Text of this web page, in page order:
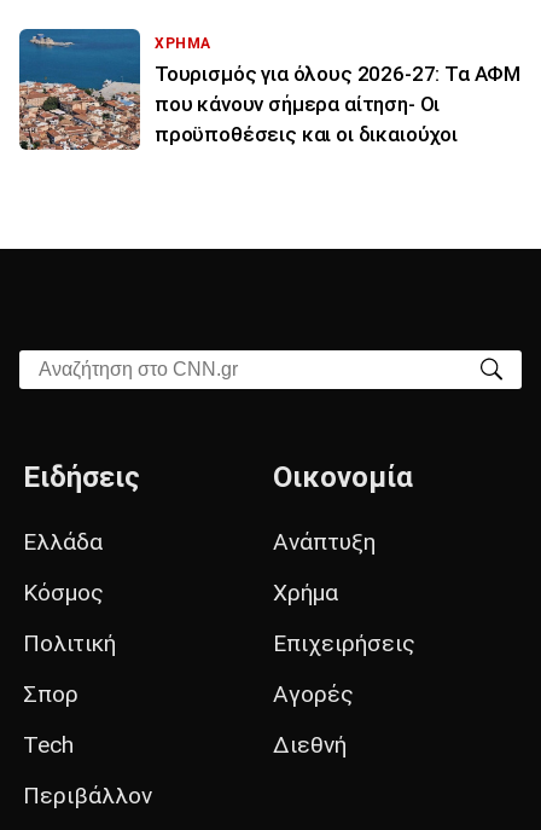
ΧΡΗΜΑ
Τουρισμός για όλους 2026-27: Τα ΑΦΜ
που κάνουν σήμερα αίτηση- Οι
προϋποθέσεις και οι δικαιούχοι
Αναζήτηση στο CNN.gr
Ειδήσεις
Ελλάδα
Κόσμος
Πολιτική
Σπορ
Tech
Περιβάλλον
Οικονομία
Ανάπτυξη
Χρήμα
Επιχειρήσεις
Αγορές
Διεθνή